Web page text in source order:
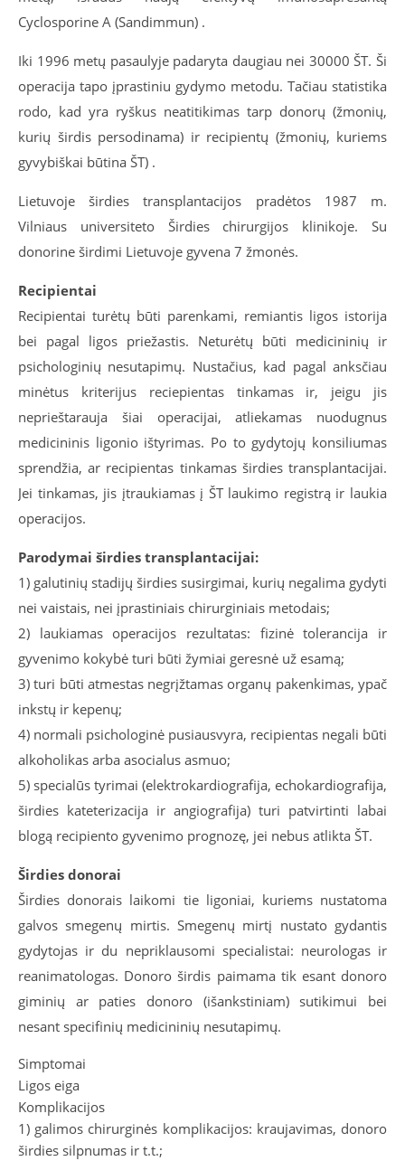
Cyclosporine A (Sandimmun) .
Iki 1996 metų pasaulyje padaryta daugiau nei 30000 ŠT. Ši
operacija tapo įprastiniu gydymo metodu. Tačiau statistika
rodo, kad yra ryškus neatitikimas tarp donorų (žmonių,
kurių širdis persodinama) ir recipientų (žmonių, kuriems
gyvybiškai būtina ŠT) .
Lietuvoje širdies transplantacijos pradėtos 1987 m.
Vilniaus universiteto Širdies chirurgijos klinikoje. Su
donorine širdimi Lietuvoje gyvena 7 žmonės.
Recipientai
Recipientai turėtų būti parenkami, remiantis ligos istorija
bei pagal ligos priežastis. Neturėtų būti medicininių ir
psichologinių nesutapimų. Nustačius, kad pagal anksčiau
minėtus kriterijus reciepientas tinkamas ir, jeigu jis
neprieštarauja šiai operacijai, atliekamas nuodugnus
medicininis ligonio ištyrimas. Po to gydytojų konsiliumas
sprendžia, ar recipientas tinkamas širdies transplantacijai.
Jei tinkamas, jis įtraukiamas į ŠT laukimo registrą ir laukia
operacijos.
Parodymai širdies transplantacijai:
1) galutinių stadijų širdies susirgimai, kurių negalima gydyti
nei vaistais, nei įprastiniais chirurginiais metodais;
2) laukiamas operacijos rezultatas: fizinė tolerancija ir
gyvenimo kokybė turi būti žymiai geresnė už esamą;
3) turi būti atmestas negrįžtamas organų pakenkimas, ypač
inkstų ir kepenų;
4) normali psichologinė pusiausvyra, recipientas negali būti
alkoholikas arba asocialus asmuo;
5) specialūs tyrimai (elektrokardiografija, echokardiografija,
širdies kateterizacija ir angiografija) turi patvirtinti labai
blogą recipiento gyvenimo prognozę, jei nebus atlikta ŠT.
Širdies donorai
Širdies donorais laikomi tie ligoniai, kuriems nustatoma
galvos smegenų mirtis. Smegenų mirtį nustato gydantis
gydytojas ir du nepriklausomi specialistai: neurologas ir
reanimatologas. Donoro širdis paimama tik esant donoro
giminių ar paties donoro (išankstiniam) sutikimui bei
nesant specifinių medicininių nesutapimų.
Simptomai
Ligos eiga
Komplikacijos
1) galimos chirurginės komplikacijos: kraujavimas, donoro
širdies silpnumas ir t.t.;